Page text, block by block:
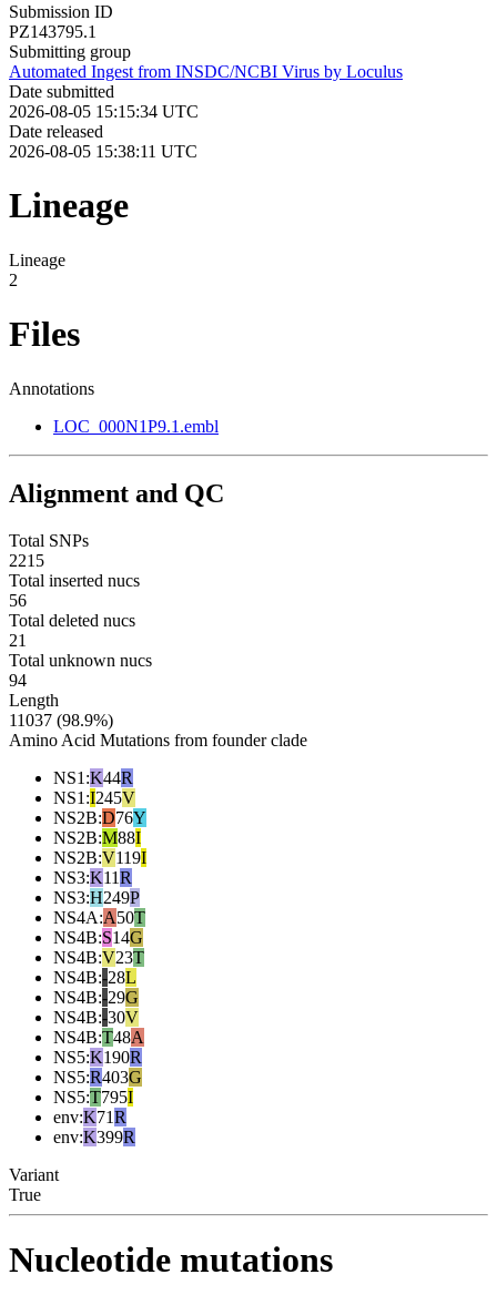
Submission ID
PZ143795.1
Submitting group
Automated Ingest from INSDC/NCBI Virus by Loculus
Date submitted
2026-08-05 15:15:34 UTC
Date released
2026-08-05 15:38:11 UTC
Lineage
Lineage
2
Files
Annotations
LOC_000N1P9.1.embl
Alignment and QC
Total SNPs
2215
Total inserted nucs
56
Total deleted nucs
21
Total unknown nucs
94
Length
11037 (98.9%)
Amino Acid Mutations from founder clade
NS1 :K44R
NS1 :I245V
NS2B:D76Y
NS2B:M88I
NS2B:V119I
NS3:K11R
NS3:H249P
NS4A:A50T
NS4B:S14G
NS4B:V23T
NS4B:-28L
NS4B:-29G
NS4B:-30V
NS4B:T48A
NS5:K190R
NS5:R403G
NS5:T795I
env:K71R
env:K399R
Variant
True
Nucleotide mutations